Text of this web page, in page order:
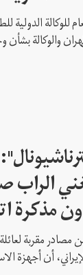
الدولية
والوكالة بشأن
الراب
مذكرة
مصادر مقربة
أن أجهزة